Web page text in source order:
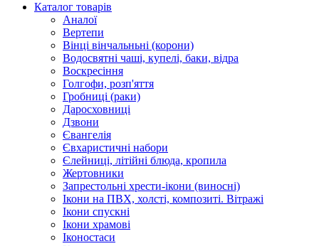
Каталог товарів
Аналої
Вертепи
Вінці вінчальньні (корони)
Водосвятні чаші, купелі, баки, відра
Воскресіння
Голгофи, розп'яття
Гробниці (раки)
Даросховниці
Дзвони
Євангелія
Євхаристичні набори
Єлейниці, літійні блюда, кропила
Жертовники
Запрестольні хрести-ікони (виносні)
Ікони на ПВХ, холсті, композиті. Вітражі
Ікони спускні
Ікони храмові
Іконостаси